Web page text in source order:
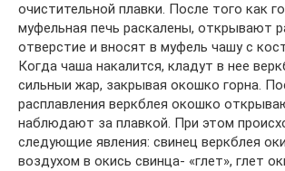
очистительной плавки. После того как
муфельная печь раскалены, открывают
отверстие и вносят в муфель чашу с
Когда чаша накалится, кладут в нее
сильныи жар, закрывая окошко горна.
расплавления веркблея окошко
наблюдают за плавкой. При этом
следующие явления: свинец веркблея
воздухом в окись свинца- «глет», глет